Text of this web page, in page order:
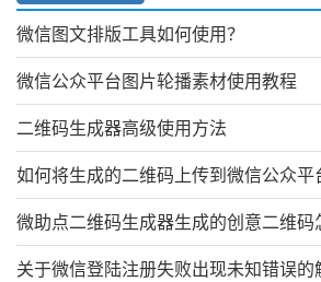
微信图文排版工具如何使用？
微信公众平台图片轮播素材使用教程
二维码生成器高级使用方法
如何将生成的二维码上传到微信公众平
微助点二维码生成器生成的创意二维码
关于微信登陆注册失败出现未知错误的